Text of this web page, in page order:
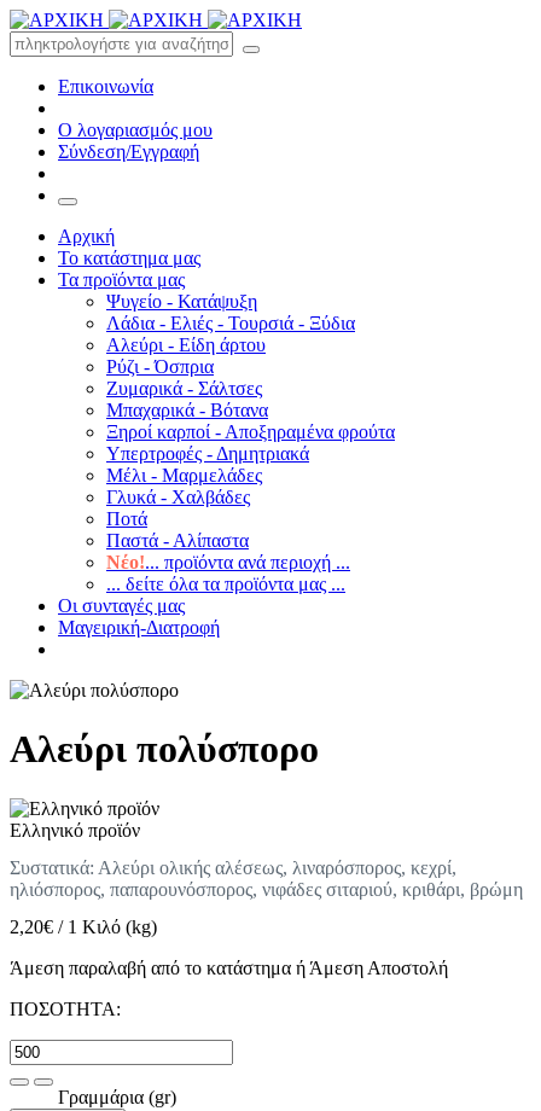
Επικοινωνία
Ο λογαριασμός μου
Σύνδεση/Εγγραφή
Αρχική
Το κατάστημα μας
Τα προϊόντα μας
Ψυγείο - Κατάψυξη
Λάδια - Ελιές - Τουρσιά - Ξύδια
Αλεύρι - Είδη άρτου
Ρύζι - Όσπρια
Ζυμαρικά - Σάλτσες
Μπαχαρικά - Βότανα
Ξηροί καρποί - Αποξηραμένα φρούτα
Υπερτροφές - Δημητριακά
Μέλι - Μαρμελάδες
Γλυκά - Χαλβάδες
Ποτά
Παστά - Αλίπαστα
Νέο!... προϊόντα ανά περιοχή ...
... δείτε όλα τα προϊόντα μας ...
Οι συνταγές μας
Μαγειρική-Διατροφή
Αλεύρι πολύσπορο
Ελληνικό προϊόν
Συστατικά: Αλεύρι ολικής αλέσεως, λιναρόσπορος, κεχρί,
ηλιόσπορος, παπαρουνόσπορος, νιφάδες σιταριού, κριθάρι, βρώμη
2,20€ / 1 Κιλό (kg)
Άμεση παραλαβή από το κατάστημα ή Άμεση Αποστολή
ΠΟΣΟΤΗΤΑ:
Γραμμάρια (gr)